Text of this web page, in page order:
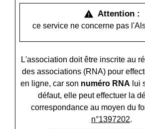
warning Attention :
ce service ne concerne pas
L'association doit être inscrite au
des associations (RNA) pour
en ligne, car son numéro RNA lui
défaut, elle peut effectuer la
correspondance au moyen du
n°1397202.